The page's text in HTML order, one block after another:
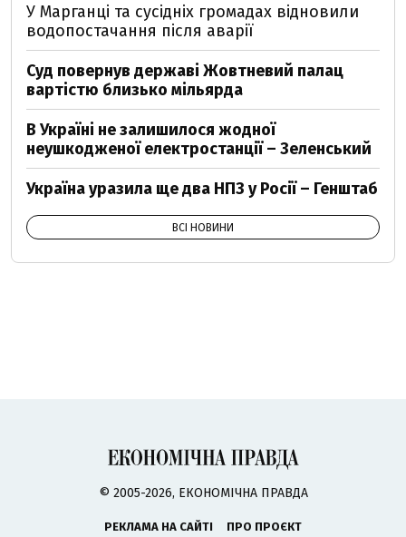
У Марганці та сусідніх громадах відновили
водопостачання після аварії
Суд повернув державі Жовтневий палац
вартістю близько мільярда
В Україні не залишилося жодної
неушкодженої електростанції – Зеленський
Україна уразила ще два НПЗ у Росії – Генштаб
ВСІ НОВИНИ
© 2005-2026, ЕКОНОМІЧНА ПРАВДА
РЕКЛАМА НА САЙТІ
ПРО ПРОЄКТ